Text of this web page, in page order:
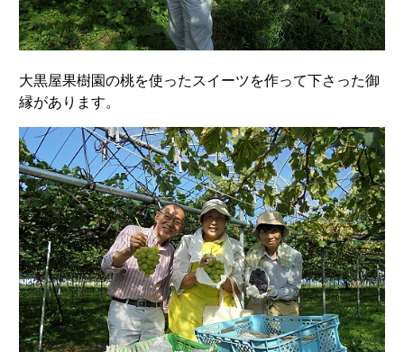
大黒屋果樹園の桃を使ったスイーツを作って下さった御
縁があります。